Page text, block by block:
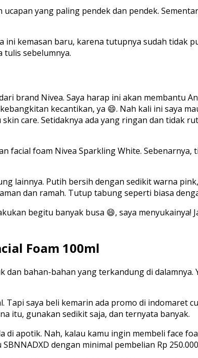
yang paling pendek dan pendek.
ini kemasan baru, karena tutupnya sudah tidak
tulis sebelumnya.
brand Nivea. Saya harap ini akan membantu
kecantikan, ya 😄. Nah kali ini saya
care. Setidaknya ada yang ringan dan tidak
foam Nivea Sparkling White. Sebenarnya,
lainnya. Putih bersih dengan sedikit warna
dan ramah. Tutup tabung seperti biasa
begitu banyak busa 😄, saya menyukainya!
Foam 100ml
bahan-bahan yang terkandung di
saya beli kemarin ada promo di indomaret
itu, gunakan sedikit saja, dan ternyata banyak.
apotik. Nah, kalau kamu ingin membeli face
dengan minimal pembelian Rp